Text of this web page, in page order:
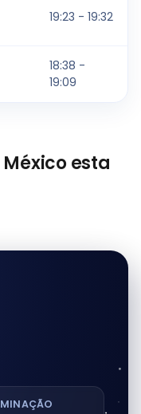
19:23 - 19:32
18:38 -
19:09
esta